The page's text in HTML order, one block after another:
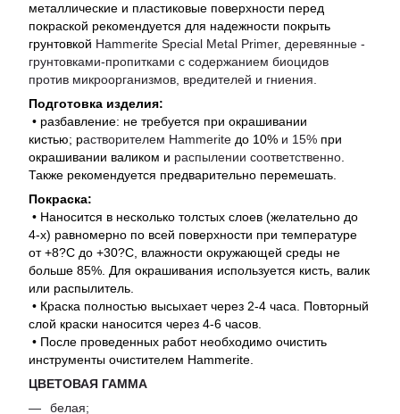
металлические и пластиковые поверхности перед
покраской рекомендуется для надежности покрыть
грунтовкой Hammerite Special Metal Primer, деревянные -
грунтовками-пропитками с содержанием биоцидов
против микроорганизмов, вредителей и гниения.
Подготовка изделия:
• разбавление: не требуется при окрашивании
кистью; растворителем Hammerite до 10% и 15% при
окрашивании валиком и распылении соответственно.
Также рекомендуется предварительно перемешать.
Покраска:
• Наносится в несколько толстых слоев (желательно до
4-х) равномерно по всей поверхности при температуре
от +8?С до +30?С, влажности окружающей среды не
больше 85%. Для окрашивания используется кисть, валик
или распылитель.
• Краска полностью высыхает через 2-4 часа. Повторный
слой краски наносится через 4-6 часов.
• После проведенных работ необходимо очистить
инструменты очистителем Hammerite.
ЦВЕТОВАЯ ГАММА
белая;